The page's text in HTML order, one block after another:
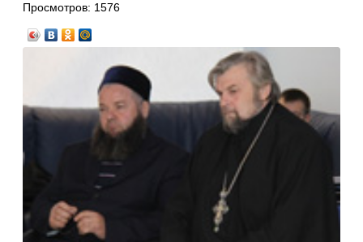
Просмотров: 1576